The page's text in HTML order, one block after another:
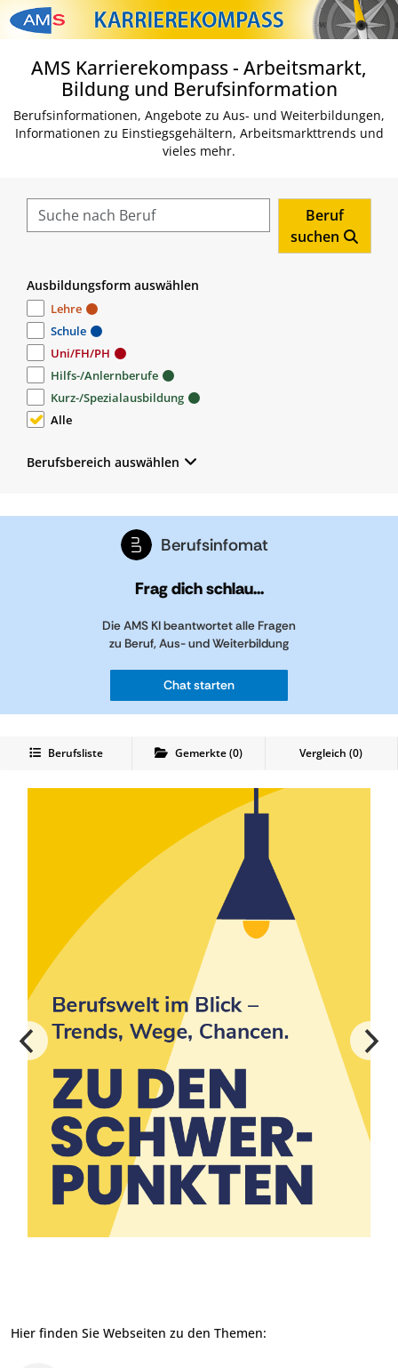
Zum Inhalt springen
Zum Navmenü springen
Zur Suche springen
Zur Footer springen
AMS Karrierekompass - Arbeitsmarkt,
Bildung und Berufsinformation
Berufsinformationen, Angebote zu Aus- und Weiterbildungen,
Informationen zu Einstiegsgehältern, Arbeitsmarkttrends und
vieles mehr.
Beruf
suchen
Ausbildungsform auswählen
Lehre
Schule
Uni/FH/PH
Hilfs-/Anlernberufe
Kurz-/Spezialausbildung
Alle
Berufsbereich auswählen
Berufsinfomat
Frag dich schlau...
Die AMS KI beantwortet alle Fragen
zu Beruf, Aus- und Weiterbildung
Chat starten
Berufsliste Gemerkte(0) Vergleich (0)
Hier finden Sie Webseiten zu den Themen: